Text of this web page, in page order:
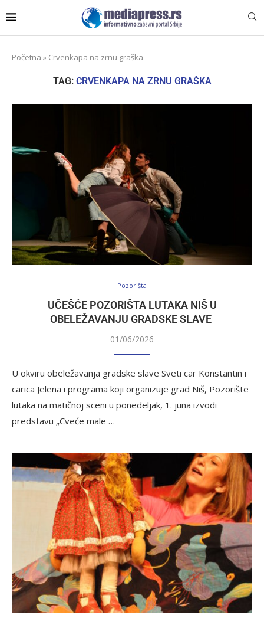
Početna » Crvenkapa na zrnu graška
TAG: CRVENKAPA NA ZRNU GRAŠKA
Pozorišta
UČEŠĆE POZORIŠTA LUTAKA NIŠ U
OBELEŽAVANJU GRADSKE SLAVE
01/06/2026
U okviru obeležavanja gradske slave Sveti car Konstantin i
carica Jelena i programa koji organizuje grad Niš, Pozorište
lutaka na matičnoj sceni u ponedeljak, 1. juna izvodi
predstavu „Cveće male …